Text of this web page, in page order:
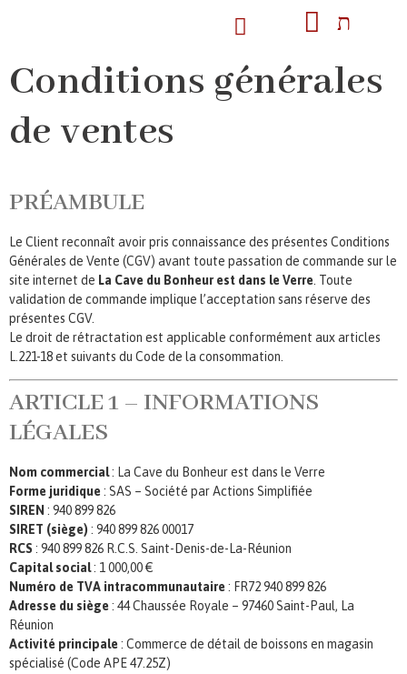
Conditions générales
de ventes
PRÉAMBULE
Le Client reconnaît avoir pris connaissance des présentes Conditions
Générales de Vente (CGV) avant toute passation de commande sur le
site internet de La Cave du Bonheur est dans le Verre . Toute
validation de commande implique l’acceptation sans réserve des
présentes CGV.
Le droit de rétractation est applicable conformément aux articles
L.221-18 et suivants du Code de la consommation.
ARTICLE 1 – INFORMATIONS
LÉGALES
Nom commercial: La Cave du Bonheur est dans le Verre
Forme juridique : SAS – Société par Actions Simplifiée
SIREN : 940 899 826
SIRET (siège) : 940 899 826 00017
RCS : 940 899 826 R.C.S. Saint-Denis-de-La-Réunion
Capital social: 1 000,00 €
Numéro de TVA intracommunautaire : FR72 940 899 826
Adresse du siège : 44 Chaussée Royale – 97460 Saint-Paul, La
Réunion
Activité principale : Commerce de détail de boissons en magasin
spécialisé (Code APE 47.25Z)